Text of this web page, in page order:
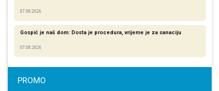
07.08.2026
Gospić je naš dom: Dosta je procedura, vrijeme je za sanaciju
07.08.2026
PROMO